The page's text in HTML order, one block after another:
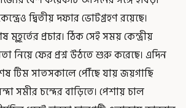
দ্বিতীয় দফার ভোটগ্রহণ রয়েছে।
প্রচার। ঠিক সেই সময় কেন্দ্রীয়
নিয়ে ফের প্রশ্ন উঠতে শুরু করেছে। এদিন
টিম সাতসকালে পৌঁছে যায় জয়গাছি
সমীর চন্দের বাড়িতে। পেশায় চাল